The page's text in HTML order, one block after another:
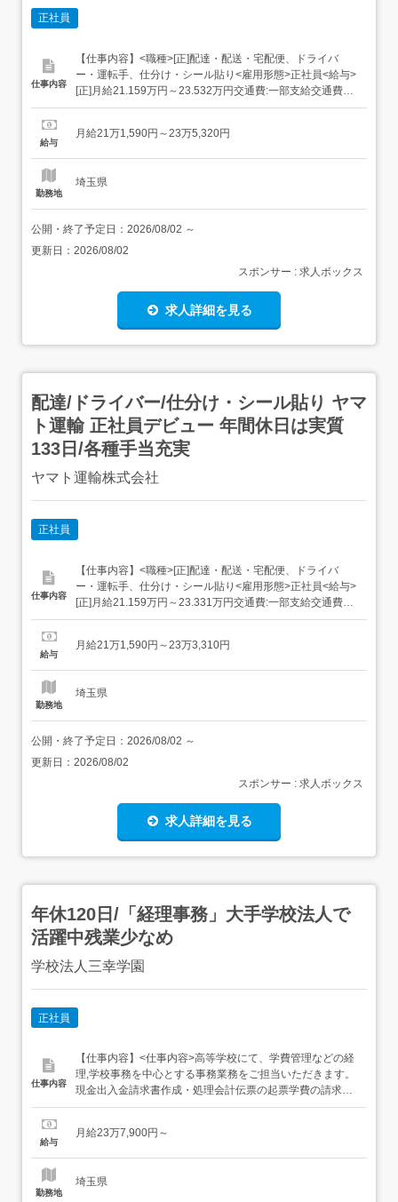
正社員
仕事内容
【仕事内容】<職種>[正]配達・配送・宅配便、ドライバ
ー・運転手、仕分け・シール貼り<雇用形態>正社員<給与>
[正]月給21.159万円～23.532万円交通費:一部支給交通費
(月上限5万円)昇給年1回賞与年2回(7月/12月 賞与4.5ヶ月実
デル月収・年収<さいたま市内勤務>30歳/残業25H/扶...
給与
月給21万1,590円～23万5,320円
勤務地
埼玉県
公開・終了予定日： 2026/08/02 ～
更新日： 2026/08/02
スポンサー : 求人ボックス
求人詳細を見る
配達/ドライバー/仕分け・シール貼り ヤマ
ト運輸 正社員デビュー 年間休日は実質
133日/各種手当充実
ヤマト運輸株式会社
正社員
仕事内容
【仕事内容】<職種>[正]配達・配送・宅配便、ドライバ
ー・運転手、仕分け・シール貼り<雇用形態>正社員<給与>
[正]月給21.159万円～23.331万円交通費:一部支給交通費
(月上限5万円)昇給年1回賞与年2回(7月/12月 賞与4.5ヶ月実
デル月収・年収<松戸市内勤務>30歳/残業25H/扶養家...
給与
月給21万1,590円～23万3,310円
勤務地
埼玉県
公開・終了予定日： 2026/08/02 ～
更新日： 2026/08/02
スポンサー : 求人ボックス
求人詳細を見る
年休120日/「経理事務」大手学校法人で
活躍中残業少なめ
学校法人三幸学園
正社員
仕事内容
【仕事内容】<仕事内容>高等学校にて、学費管理などの経
理,学校事務を中心とする事務業務をご担当いただきます。
現金出入金請求書作成・処理会計伝票の起票学費の請求、
管理決算業務入試業務,広報活動業務 など入社後は、これま
分からないことも丁寧にレクチャーします。経理業務と並
給与
月給23万7,900円～
勤務地
埼玉県